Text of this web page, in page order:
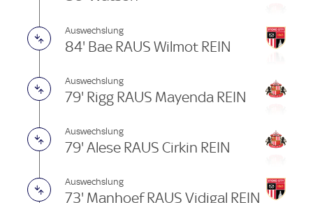
Auswechslung
84' Bae RAUS Wilmot REIN
Auswechslung
79' Rigg RAUS Mayenda REIN
Auswechslung
79' Alese RAUS Cirkin REIN
Auswechslung
73' Manhoef RAUS Vidigal REIN